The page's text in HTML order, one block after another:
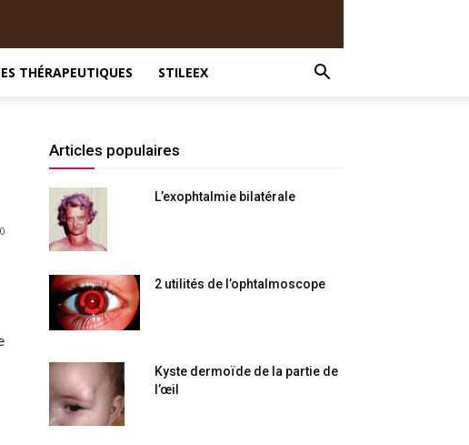
THÉRAPEUTIQUES STILEEX
0
Articles populaires
L’exophtalmie bilatérale
2 utilités de l’ophtalmoscope
Kyste dermoïde de la partie de
l’œil